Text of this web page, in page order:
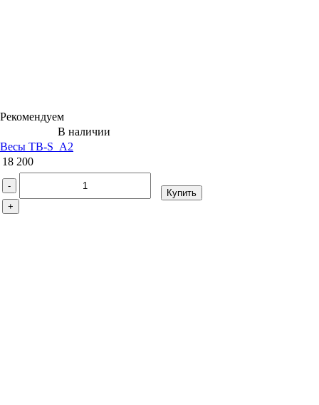
Рекомендуем
В наличии
Весы TB-S_А2
18 200
-
+
Купить